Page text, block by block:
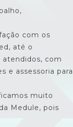
com os
até o
com
e assessoria para
muito
Medule, pois